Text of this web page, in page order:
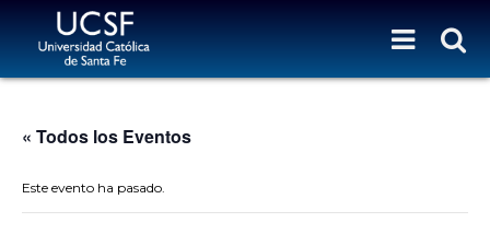
« Todos los Eventos
Este evento ha pasado.